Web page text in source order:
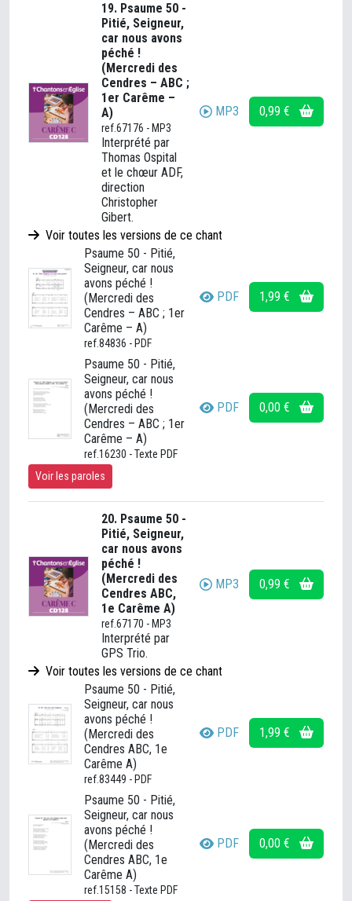
19. Psaume 50 -
Pitié, Seigneur,
car nous avons
péché !
(Mercredi des
Cendres – ABC ;
1er Carême –
A)
ref.67176 - MP3
Interprété par
Thomas Ospital
et le chœur ADF,
direction
Christopher
Gibert.
MP3 0,99 €
Voir toutes les versions de ce chant
Psaume 50 - Pitié,
Seigneur, car nous
avons péché !
(Mercredi des
Cendres – ABC ; 1er
Carême – A)
ref.84836 - PDF
PDF 1,99 €
Psaume 50 - Pitié,
Seigneur, car nous
avons péché !
(Mercredi des
Cendres – ABC ; 1er
Carême – A)
ref.16230 - Texte PDF
PDF 0,00 €
Voir les paroles
20. Psaume 50 -
Pitié, Seigneur,
car nous avons
péché !
(Mercredi des
Cendres ABC,
1e Carême A)
ref.67170 - MP3
Interprété par
GPS Trio.
MP3 0,99 €
Voir toutes les versions de ce chant
Psaume 50 - Pitié,
Seigneur, car nous
avons péché !
(Mercredi des
Cendres ABC, 1e
Carême A)
ref.83449 - PDF
PDF 1,99 €
Psaume 50 - Pitié,
Seigneur, car nous
avons péché !
(Mercredi des
Cendres ABC, 1e
Carême A)
ref.15158 - Texte PDF
PDF 0,00 €